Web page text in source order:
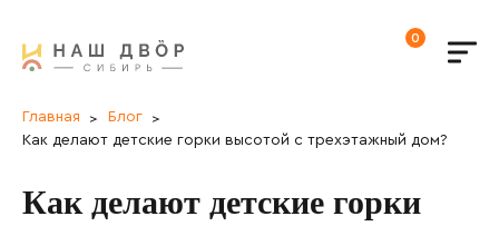
0
Главная
Блог
Как делают детские горки высотой с трехэтажный дом?
Как делают детские горки